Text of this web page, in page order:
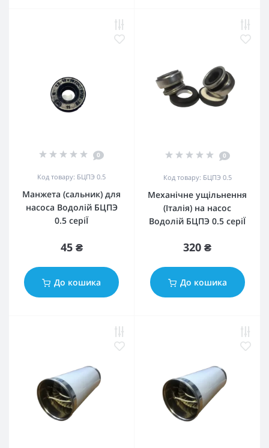
0
Код товару: БЦПЭ 0.5
Манжета (сальник) для
насоса Водолій БЦПЭ
0.5 серіЇ
45 ₴
До кошика
0
Код товару: БЦПЭ 0.5
Механічне ущільнення
(Італія) на насос
Водолій БЦПЭ 0.5 серіЇ
320 ₴
До кошика